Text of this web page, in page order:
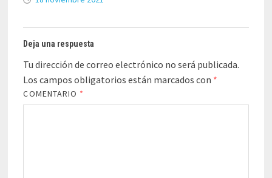
Deja una respuesta
Tu dirección de correo electrónico no será publicada.
Los campos obligatorios están marcados con *
COMENTARIO *